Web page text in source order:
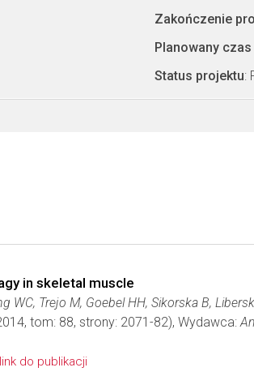
Zakończenie
Planowany
Status projektu:
in skeletal muscle
WC, Trejo M, Goebel HH, Sikorska B,
tom: 88, strony: 2071-82), Wydawca:
link do publikacji